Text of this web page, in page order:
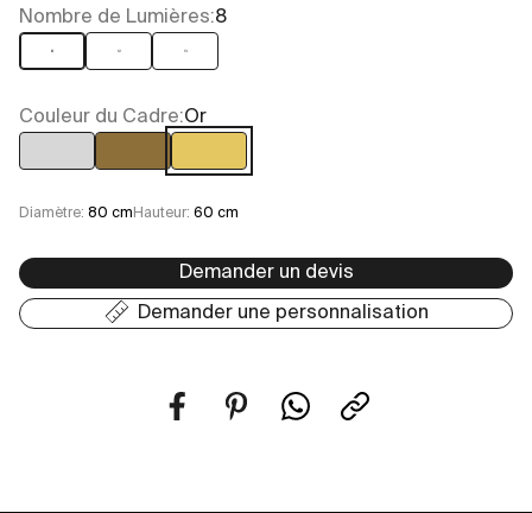
Nombre de Lumières:8
8 12 13
Couleur du Cadre:Or
Chrome Laiton vieilli
Diamètre: 80 cm Hauteur: 60 cm
Demander un devis
Demander une personnalisation